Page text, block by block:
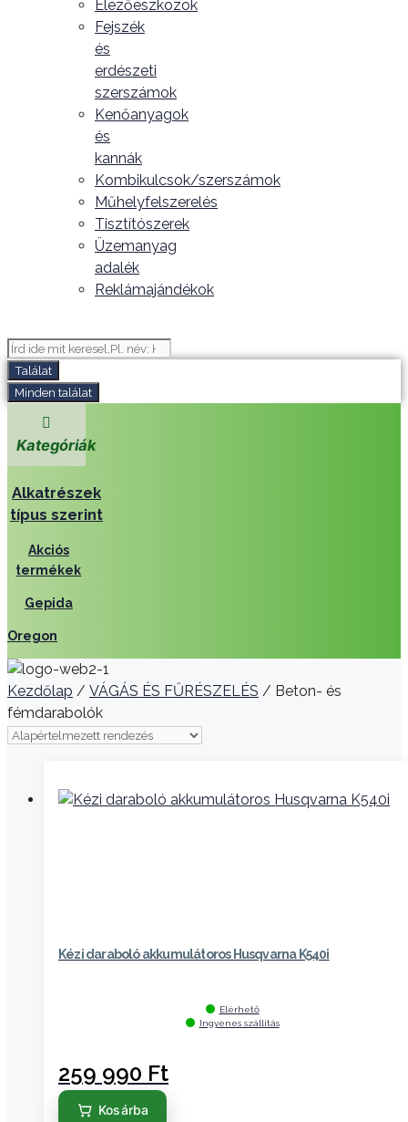
Élezőeszközök
Fejszék
és
erdészeti
szerszámok
Kenőanyagok
és
kannák
Kombikulcsok/szerszámok
Műhelyfelszerelés
Tisztítószerek
Üzemanyag
adalék
Reklámajándékok
Search
Találat
Minden találat
Kategóriák
Alkatrészek
típus szerint
Akciós
termékek
Gepida
Oregon
Kezdőlap / VÁGÁS ÉS FŰRÉSZELÉS / Beton- és
fémdarabolók
Kézi daraboló akkumulátoros Husqvarna K540i
Elérhető
Ingyenes szállítás
259 990 Ft
Kosárba